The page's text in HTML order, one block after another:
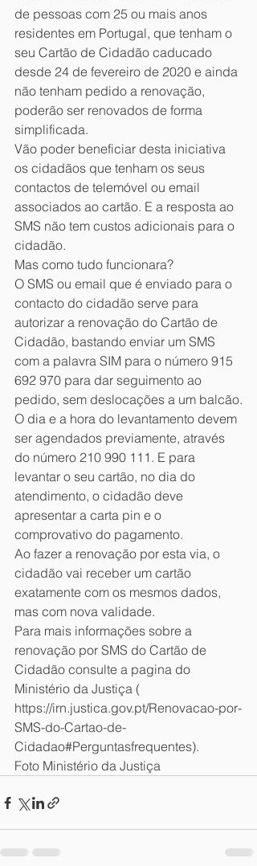
de pessoas com 25 ou mais anos
residentes em Portugal, que tenham o
seu Cartão de Cidadão caducado
desde 24 de fevereiro de 2020 e ainda
não tenham pedido a renovação,
poderão ser renovados de forma
simplificada.
Vão poder beneficiar desta iniciativa
os cidadãos que tenham os seus
contactos de telemóvel ou email
associados ao cartão. E a resposta ao
SMS não tem custos adicionais para o
cidadão.
Mas como tudo funcionara?
O SMS ou email que é enviado para o
contacto do cidadão serve para
autorizar a renovação do Cartão de
Cidadão, bastando enviar um SMS
com a palavra SIM para o número 915
692 970 para dar seguimento ao
pedido, sem deslocações a um balcão.
O dia e a hora do levantamento devem
ser agendados previamente, através
do número 210 990 111. E para
levantar o seu cartão, no dia do
atendimento, o cidadão deve
apresentar a carta pin e o
comprovativo do pagamento.
Ao fazer a renovação por esta via, o
cidadão vai receber um cartão
exatamente com os mesmos dados,
mas com nova validade.
Para mais informações sobre a
renovação por SMS do Cartão de
Cidadão consulte a pagina do
Ministério da Justiça (
https://irn.justica.gov.pt/Renovacao-por-
SMS-do-Cartao-de-
Cidadao#Perguntasfrequentes).
Foto Ministério da Justiça